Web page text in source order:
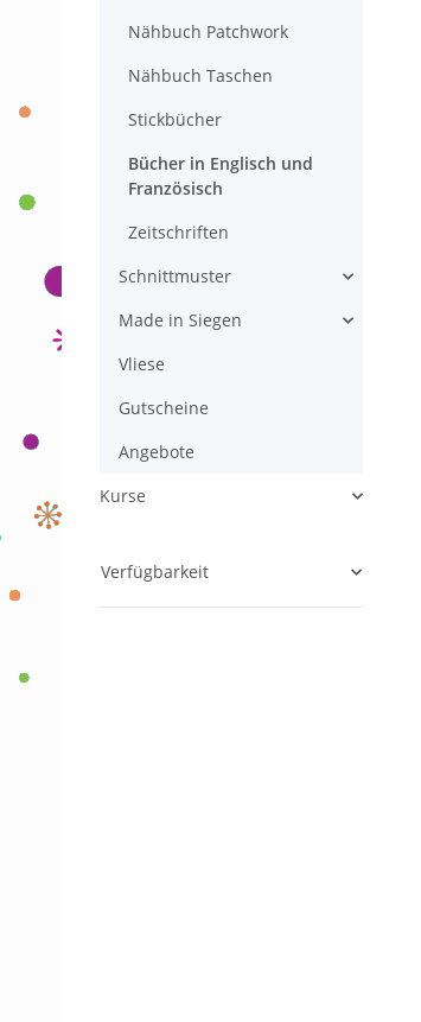
Nähbuch Patchwork
Nähbuch Taschen
Stickbücher
Bücher in Englisch und
Französisch
Zeitschriften
Schnittmuster
Made in Siegen
Vliese
Gutscheine
Angebote
Kurse
Verfügbarkeit